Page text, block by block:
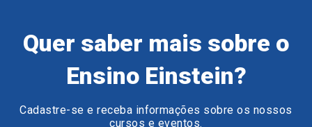
Quer saber mais sobre o
Ensino Einstein?
Cadastre-se e receba informações sobre os nossos
cursos e eventos.